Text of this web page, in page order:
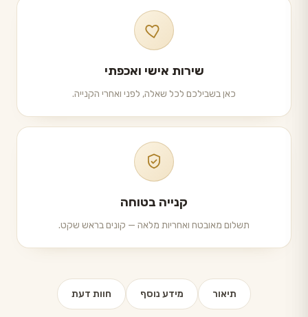
שירות אישי ואכפתי
כאן בשבילכם לכל שאלה, לפני ואחרי הקנייה.
קנייה בטוחה
תשלום מאובטח ואחריות מלאה — קונים בראש שקט.
תיאור מידע נוסף חוות דעת